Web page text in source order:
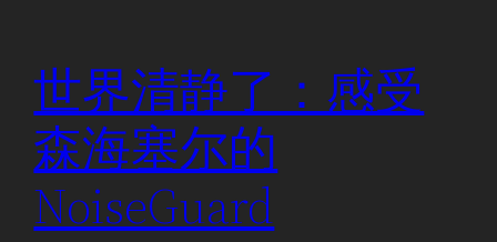
世界清静了：感受
森海塞尔的
NoiseGuard